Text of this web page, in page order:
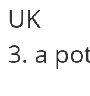
UK
3. a